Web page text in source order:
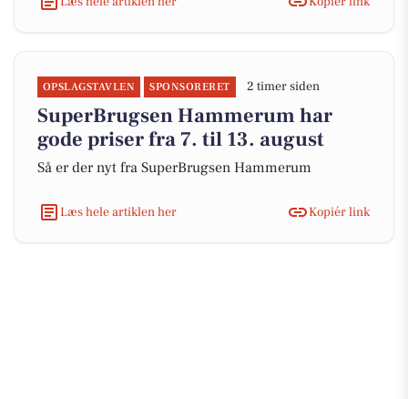
OPSLAGSTAVLEN SPONSORERET 2 timer siden
SuperBrugsen Hammerum har
gode priser fra 7. til 13. august
Så er der nyt fra SuperBrugsen Hammerum
Læs hele artiklen her Kopiér link